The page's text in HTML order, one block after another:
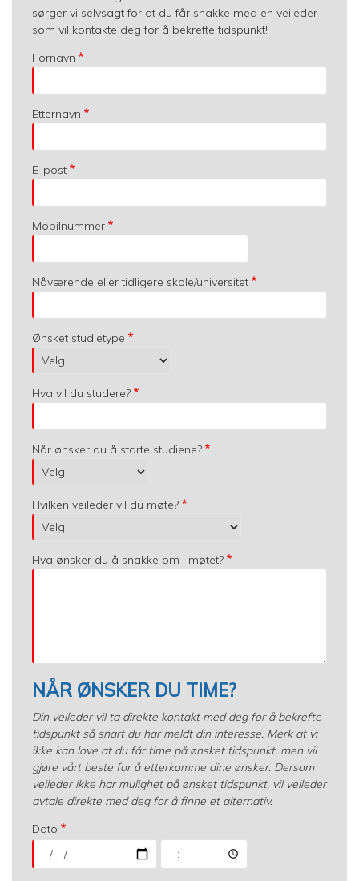
sørger vi selvsagt for at du får snakke med en veileder
som vil kontakte deg for å bekrefte tidspunkt!
Fornavn
Etternavn
E-post
Mobilnummer
Nåværende eller tidligere skole/universitet
Ønsket studietype
Hva vil du studere?
Når ønsker du å starte studiene?
Hvilken veileder vil du møte?
Hva ønsker du å snakke om i møtet?
NÅR ØNSKER DU TIME?
Din veileder vil ta direkte kontakt med deg for å bekrefte
tidspunkt så snart du har meldt din interesse. Merk at vi
ikke kan love at du får time på ønsket tidspunkt, men vil
gjøre vårt beste for å etterkomme dine ønsker. Dersom
veileder ikke har mulighet på ønsket tidspunkt, vil veileder
avtale direkte med deg for å finne et alternativ.
Dato
Dato:
Date
Time